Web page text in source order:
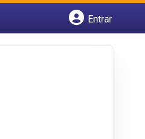
Entrar